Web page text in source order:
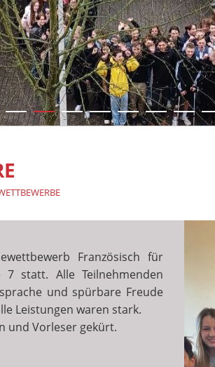
Französisch für
7 statt. Alle Teilnehmenden
und spürbare Freude
Leistungen waren stark.
und Vorleser gekürt.